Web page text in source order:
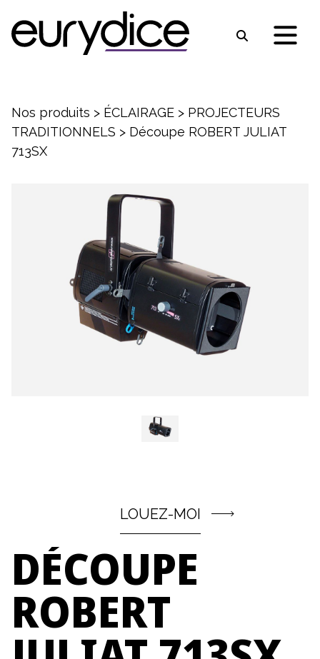
Nos produits > ÉCLAIRAGE > PROJECTEURS
TRADITIONNELS > Découpe ROBERT JULIAT
713SX
LOUEZ-MOI
DÉCOUPE
ROBERT